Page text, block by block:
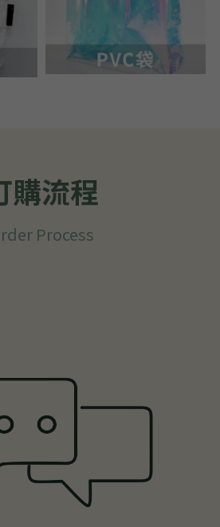
購流程
Process